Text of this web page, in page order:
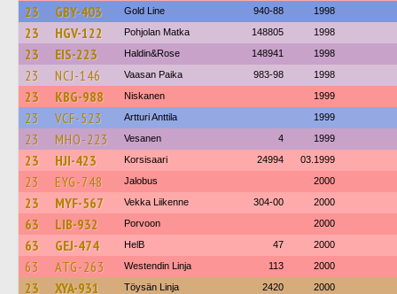
23 GBY-403 Gold Line 940-88 1998
23 HGV-122 Pohjolan Matka 148805 1998
23 EIS-223 Haldin&Rose 148941 1998
23 NCJ-146 Vaasan Paika 983-98 1998
23 KBG-988 Niskanen 1999
23 VCF-523 Artturi Anttila 1999
23 MHO-223 Vesanen 4 1999
23 HJI-423 Korsisaari 24994 03.1999
23 EYG-748 Jalobus 2000
23 MYF-567 Vekka Liikenne 304-00 2000
63 LIB-932 Porvoon 2000
63 GEJ-474 HelB 47 2000
63 ATG-263 Westendin Linja 113 2000
23 XYA-931 Töysän Linja 2420 2000